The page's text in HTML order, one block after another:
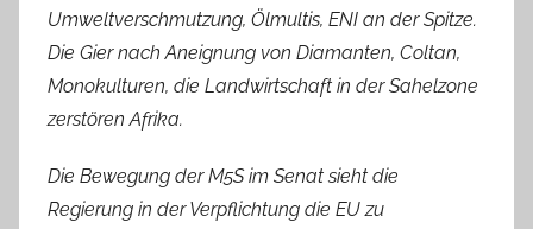
Umweltverschmutzung, Ölmultis, ENI an der Spitze.
Die Gier nach Aneignung von Diamanten, Coltan,
Monokulturen, die Landwirtschaft in der Sahelzone
zerstören Afrika.
Die Bewegung der M5S im Senat sieht die
Regierung in der Verpflichtung die EU zu